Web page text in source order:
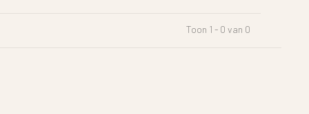
Toon 1 - 0 van 0